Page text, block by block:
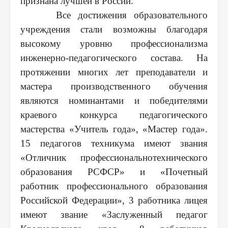
Все достижения образовательного
учреждения стали возможны благодаря
высокому уровню профессионализма
инженерно-педагогического состава. На
протяжении многих лет преподаватели и
мастера производственного обучения
являются номинантами и победителями
краевого конкурса педагогического
мастерства «Учитель года», «Мастер года».
15 педагогов техникума имеют звания
«Отличник профессиональнотехнического
образования РСФСР» и «Почетный
работник профессионального образования
Российской Федерации», 3 работника лицея
имеют звание «Заслуженный педагог